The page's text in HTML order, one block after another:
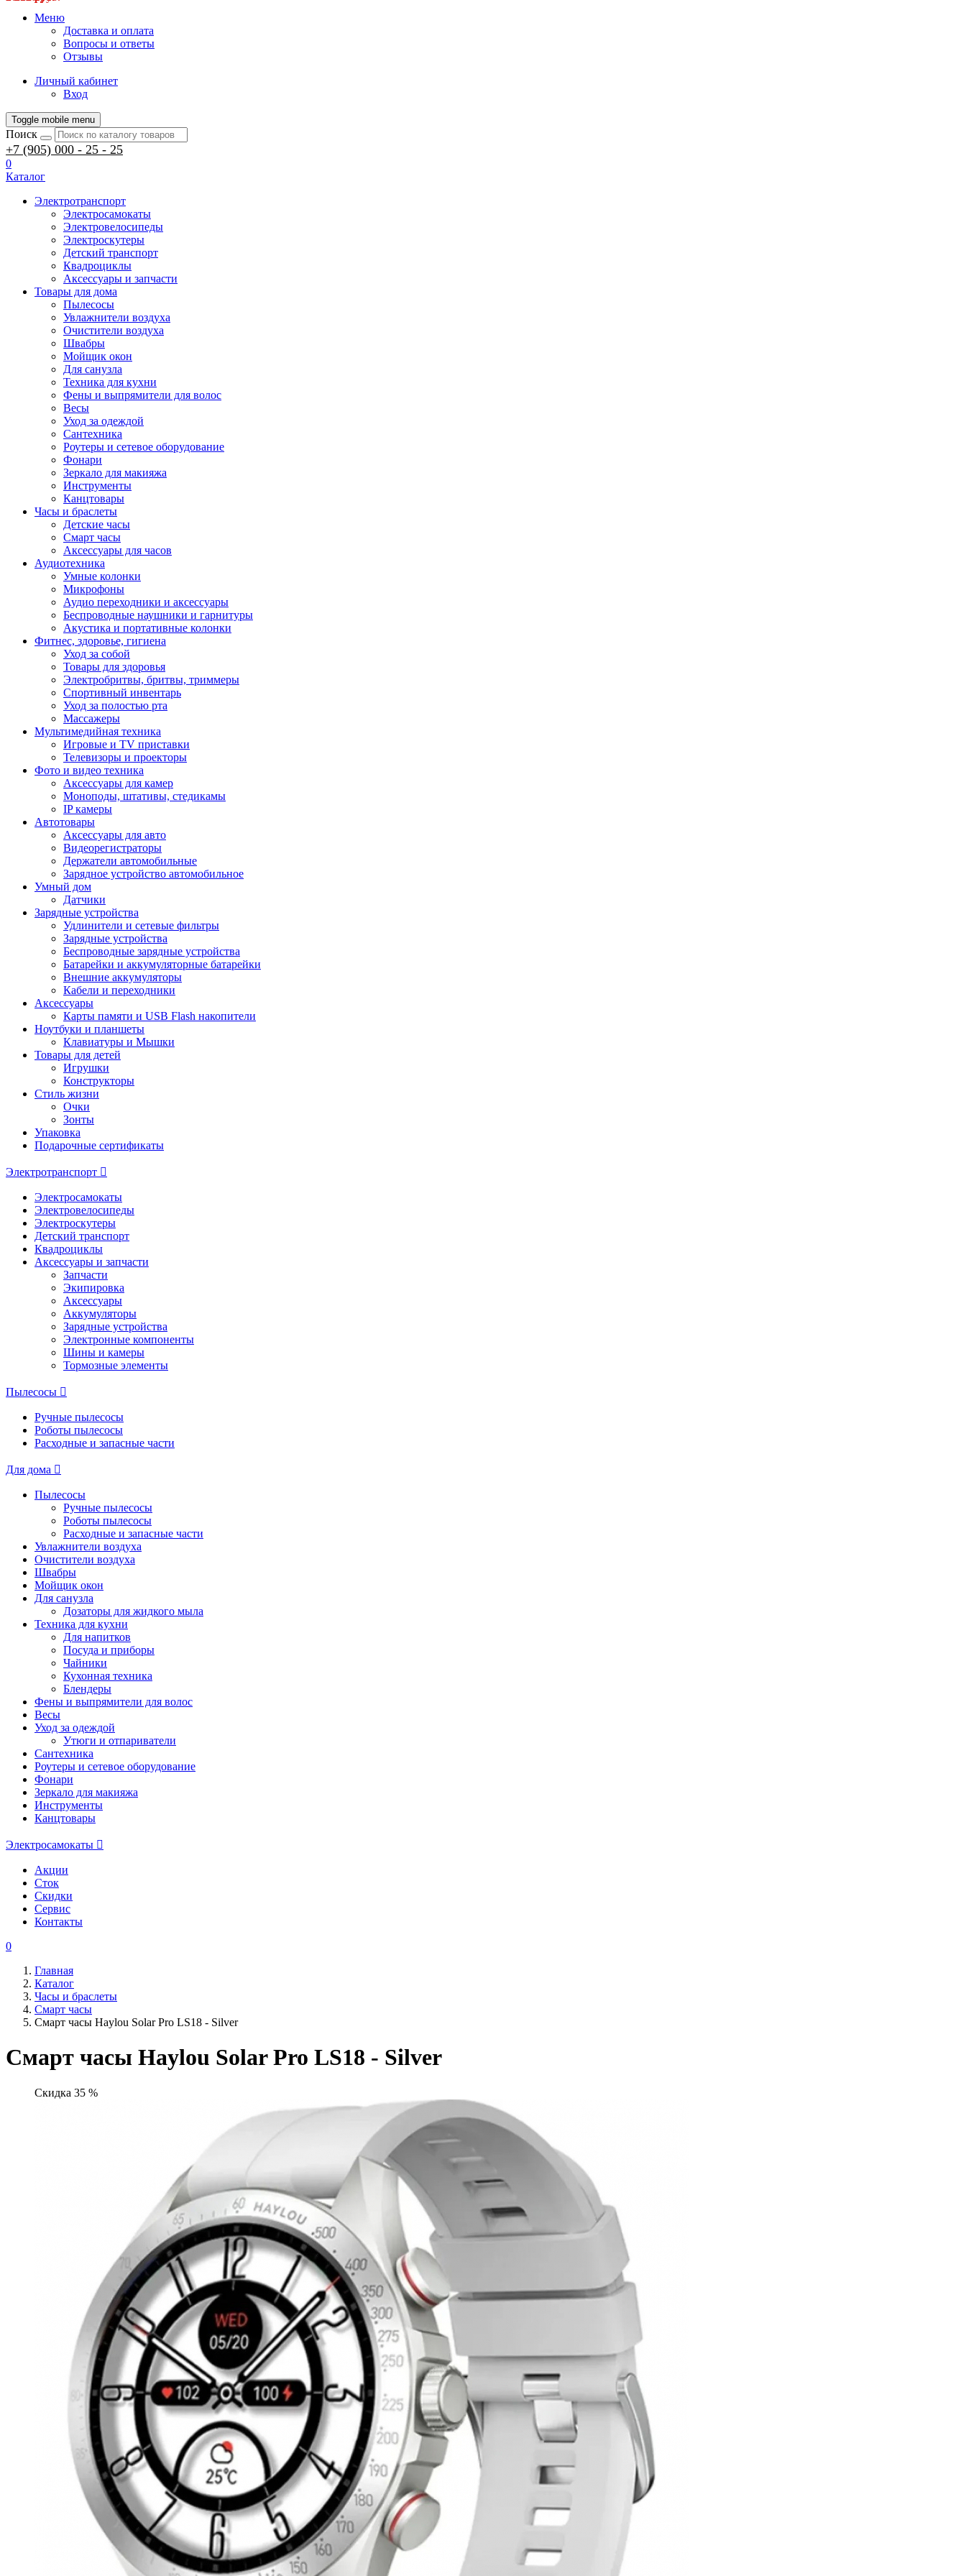
Меню
Доставка и оплата
Вопросы и ответы
Отзывы
Личный кабинет
Вход
Toggle mobile menu
Поиск
+7 (905) 000 - 25 - 25
0
Каталог
Электротранспорт
Электросамокаты
Электровелосипеды
Электроскутеры
Детский транспорт
Квадроциклы
Аксессуары и запчасти
Товары для дома
Пылесосы
Увлажнители воздуха
Очистители воздуха
Швабры
Мойщик окон
Для санузла
Техника для кухни
Фены и выпрямители для волос
Весы
Уход за одеждой
Сантехника
Роутеры и сетевое оборудование
Фонари
Зеркало для макияжа
Инструменты
Канцтовары
Часы и браслеты
Детские часы
Смарт часы
Аксессуары для часов
Аудиотехника
Умные колонки
Микрофоны
Аудио переходники и аксессуары
Беспроводные наушники и гарнитуры
Акустика и портативные колонки
Фитнес, здоровье, гигиена
Уход за собой
Товары для здоровья
Электробритвы, бритвы, триммеры
Спортивный инвентарь
Уход за полостью рта
Массажеры
Мультимедийная техника
Игровые и TV приставки
Телевизоры и проекторы
Фото и видео техника
Аксессуары для камер
Моноподы, штативы, стедикамы
IP камеры
Автотовары
Аксессуары для авто
Видеорегистраторы
Держатели автомобильные
Зарядное устройство автомобильное
Умный дом
Датчики
Зарядные устройства
Удлинители и сетевые фильтры
Зарядные устройства
Беспроводные зарядные устройства
Батарейки и аккумуляторные батарейки
Внешние аккумуляторы
Кабели и переходники
Аксессуары
Карты памяти и USB Flash накопители
Ноутбуки и планшеты
Клавиатуры и Мышки
Товары для детей
Игрушки
Конструкторы
Стиль жизни
Очки
Зонты
Упаковка
Подарочные сертификаты
Электротранспорт
Электросамокаты
Электровелосипеды
Электроскутеры
Детский транспорт
Квадроциклы
Аксессуары и запчасти
Запчасти
Экипировка
Аксессуары
Аккумуляторы
Зарядные устройства
Электронные компоненты
Шины и камеры
Тормозные элементы
Пылесосы
Ручные пылесосы
Роботы пылесосы
Расходные и запасные части
Для дома
Пылесосы
Ручные пылесосы
Роботы пылесосы
Расходные и запасные части
Увлажнители воздуха
Очистители воздуха
Швабры
Мойщик окон
Для санузла
Дозаторы для жидкого мыла
Техника для кухни
Для напитков
Посуда и приборы
Чайники
Кухонная техника
Блендеры
Фены и выпрямители для волос
Весы
Уход за одеждой
Утюги и отпариватели
Сантехника
Роутеры и сетевое оборудование
Фонари
Зеркало для макияжа
Инструменты
Канцтовары
Электросамокаты
Акции
Сток
Скидки
Сервис
Контакты
0
Главная
Каталог
Часы и браслеты
Смарт часы
Смарт часы Haylou Solar Pro LS18 - Silver
Смарт часы Haylou Solar Pro LS18 - Silver
Скидка 35 %